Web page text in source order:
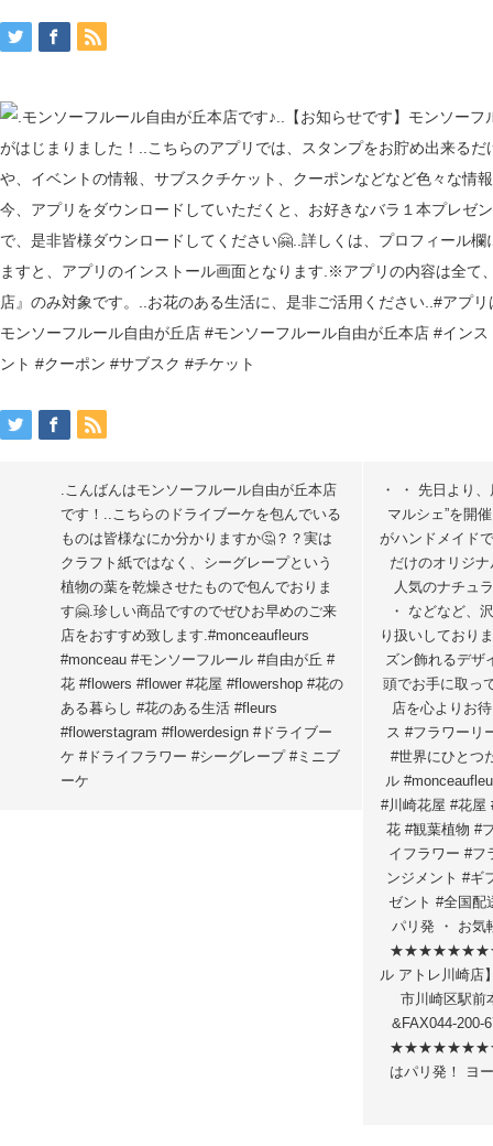
.こんばんは️モンソーフルール自由が丘本店
です！..こちらのドライブーケを包んでいる
ものは皆様なにか分かりますか🤔？？実は
クラフト紙ではなく、シーグレープという
植物の葉を乾燥させたもので包んでおりま
す🤗.珍しい商品ですのでぜひお早めのご来
店をおすすめ致します.#monceaufleurs
#monceau #モンソーフルール #自由が丘 #
花 #flowers #flower #花屋 #flowershop #花の
ある暮らし #花のある生活 #fleurs
#flowerstagram #flowerdesign #ドライブー
ケ #ドライフラワー #シーグレープ #ミニブ
ーケ
・ ・ 先日より
マルシェ”を開
がハンドメイド
だけのオリジ
人気のナチュ
・ などなど、
り扱いしており
ズン飾れるデザ
頭でお手に取っ
店を心よりお
ス #フラワーリ
#世界にひとつ
ル
#川崎花屋 #花屋
花 #観葉植物 #
イフラワー #フ
ンジメント #ギ
ゼント #全国配
パリ発 ・ お気
ル アトレ川崎店
市川崎区駅前
&FAX044-200-
はパリ発！ ヨ